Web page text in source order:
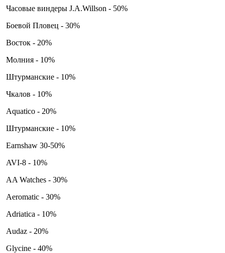
Часовые виндеры J.A.Willson - 50%
Боевой Пловец - 30%
Восток - 20%
Молния - 10%
Штурманские - 10%
Чкалов - 10%
Aquatico - 20%
Штурманские - 10%
Earnshaw 30-50%
AVI-8 - 10%
AA Watches - 30%
Aeromatic - 30%
Adriatica - 10%
Audaz - 20%
Glycine - 40%